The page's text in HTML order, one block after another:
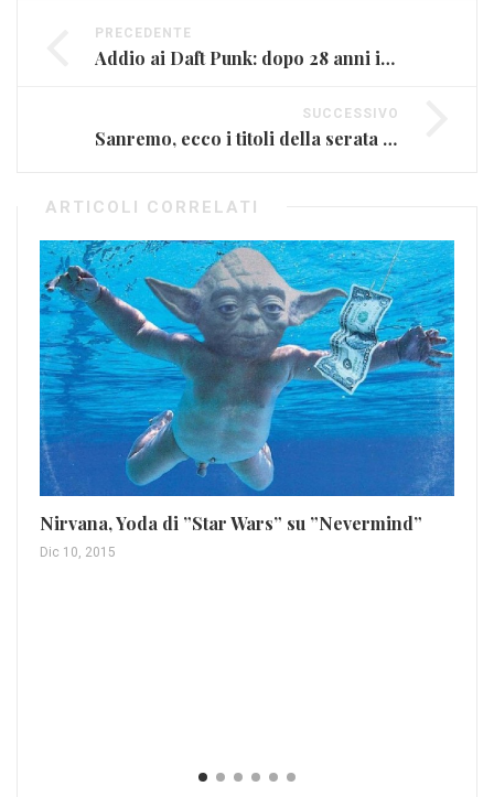
PRECEDENTE
Addio ai Daft Punk: dopo 28 anni il duo si scioglie
SUCCESSIVO
Sanremo, ecco i titoli della serata dedicata alla Canzone d’autore
ARTICOLI CORRELATI
Nirvana, Yoda di ”Star Wars” su ”Nevermind”
Dic 10, 2015